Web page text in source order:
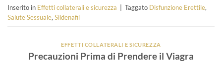
Inserito in Effetti collaterali e sicurezza Taggato Disfunzione Erettile,
Salute Sessuale,Sildenafil
EFFETTI COLLATERALI E SICUREZZA
Precauzioni Prima di Prendere il Viagra